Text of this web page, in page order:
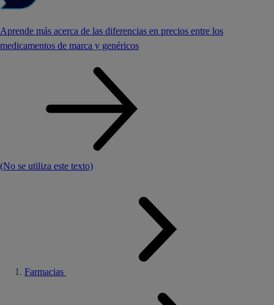
Aprende más acerca de las diferencias en precios entre los
medicamentos de marca y genéricos
(No se utiliza este texto)
Farmacias